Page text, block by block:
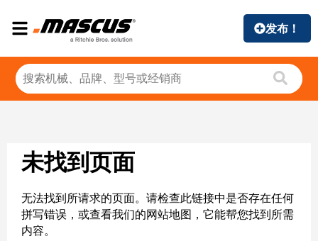
发布！
未找到页面
无法找到所请求的页面。请检查此链接中是否存在任何
拼写错误，或查看我们的网站地图，它能帮您找到所需
内容。